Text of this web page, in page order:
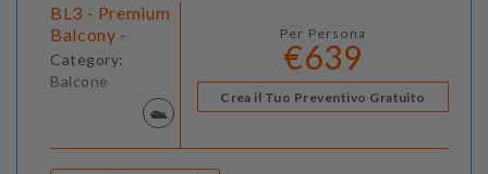
BL3 - Premium
Balcony -
Category:
Balcone
Per Persona
€639
Crea il Tuo Preventivo Gratuito